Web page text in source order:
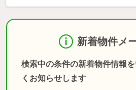
新着物件メ
検索中の条件の新着物件情報
くお知らせします